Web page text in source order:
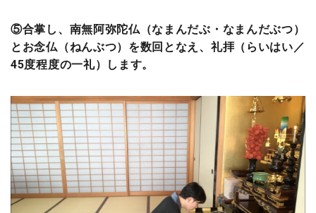
⑤合掌し、南無阿弥陀仏（なまんだぶ・なまんだぶつ）
とお念仏（ねんぶつ）を数回となえ、礼拝（らいはい／
45度程度の一礼）します。